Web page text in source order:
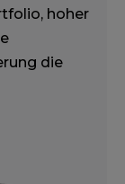
hoher
die